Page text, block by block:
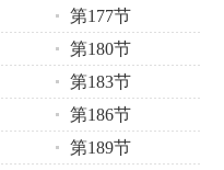
第177节
第180节
第183节
第186节
第189节